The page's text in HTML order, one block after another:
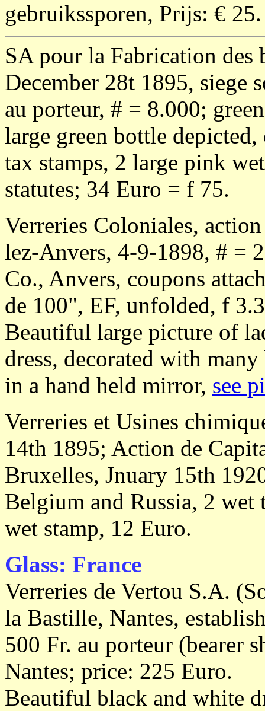
gebruikssporen, Prijs: € 25.
SA pour la Fabrication des
December 28t 1895, siege
au porteur, # = 8.000;
large green bottle
tax stamps, 2 large pink
statutes; 34 Euro = f 75.
Verreries Coloniales,
lez-Anvers, 4-9-1898, # =
Co., Anvers, coupons
de 100", EF, unfolded, f
Beautiful large picture of
dress, decorated with
in a hand held mirror, see
Verreries et Usines
14th 1895; Action de
Bruxelles, Jnuary 15th
Belgium and Russia, 2 wet
wet stamp, 12 Euro.
Glass: France
Verreries de Vertou S.A.
la Bastille, Nantes,
500 Fr. au porteur (bearer
Nantes; price: 225 Euro.
Beautiful black and white